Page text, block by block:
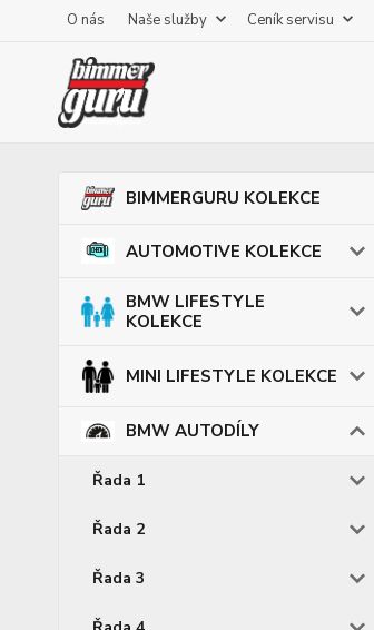
O nás Naše služby Ceník servisu
BIMMERGURU KOLEKCE
AUTOMOTIVE KOLEKCE
BMW LIFESTYLE
KOLEKCE
MINI LIFESTYLE KOLEKCE
BMW AUTODÍLY
Řada 1
Řada 2
Řada 3